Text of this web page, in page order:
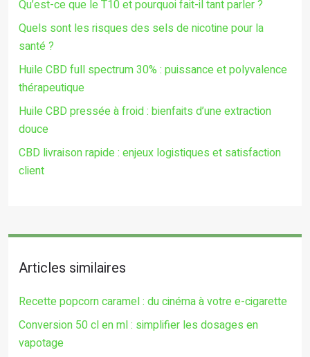
Qu’est-ce que le T10 et pourquoi fait-il tant parler ?
Quels sont les risques des sels de nicotine pour la
santé ?
Huile CBD full spectrum 30% : puissance et polyvalence
thérapeutique
Huile CBD pressée à froid : bienfaits d’une extraction
douce
CBD livraison rapide : enjeux logistiques et satisfaction
client
Articles similaires
Recette popcorn caramel : du cinéma à votre e-cigarette
Conversion 50 cl en ml : simplifier les dosages en
vapotage